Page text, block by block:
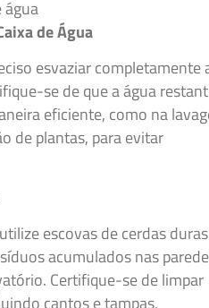
água
de Água
esvaziar completamente
se de que a água
eficiente, como na
de plantas, para evitar
escovas de cerdas duras
acumulados nas
Certifique-se de limpar
cantos e tampas.